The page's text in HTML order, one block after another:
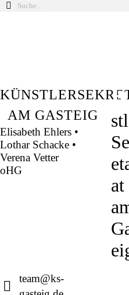
Sarah Wegener
Elliott Carter: La
Sarah Wegener
Conradin Kreutzer:
Sarah Wegener
AM GASTEIG
Elisabeth Ehlers •
Lothar Schacke •
Verena Vetter
oHG
team@ks-
at